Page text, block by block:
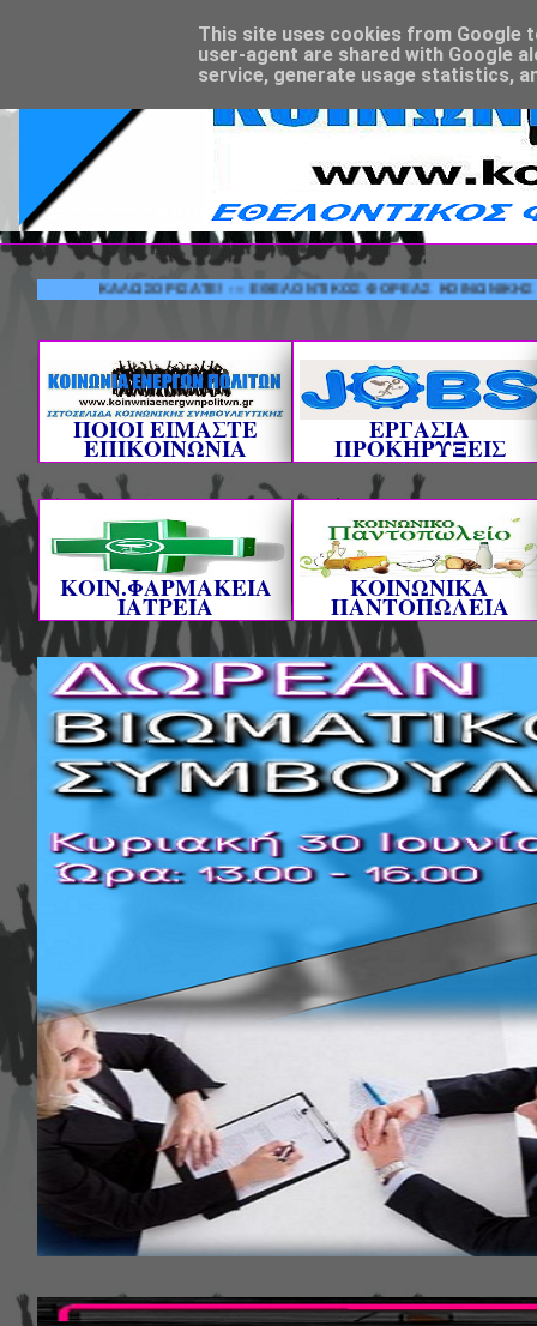
ΚΑΛΩΣΟΡΙΣΑΤΕ! --- ΕΘΕΛΟΝΤΙΚΟΣ ΦΟΡΕΑΣ ΚΟΙΝΩΝΙΚΗΣ
ΠΟΙΟΙ ΕΙΜΑΣΤΕ
ΕΠΙΚΟΙΝΩΝΙΑ
ΕΡΓΑΣΙΑ
ΠΡΟΚΗΡΥΞΕΙΣ
ΚΟΙΝ.ΦΑΡΜΑΚΕΙΑ
ΙΑΤΡΕΙΑ
ΚΟΙΝΩΝΙΚΑ
ΠΑΝΤΟΠΩΛΕΙΑ
This site uses cookies from Google
user-agent are shared with Google
service, generate usage statistics,